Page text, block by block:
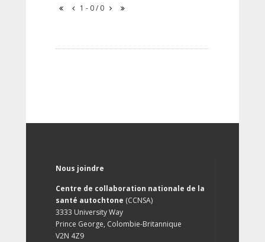
1 - 0 / 0
Nous joindre
Centre de collaboration nationale de la
santé autochtone (CCNSA)
3333 University Way
Prince George, Colombie-Britannique
V2N 4Z9